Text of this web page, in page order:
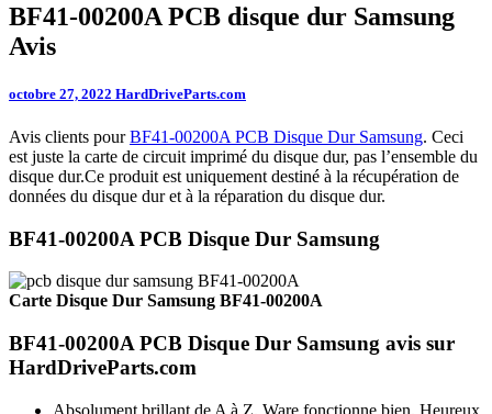
BF41-00200A PCB disque dur Samsung
Avis
octobre 27, 2022 HardDriveParts.com
Avis clients pourBF41-00200A PCB Disque Dur Samsung. Ceci
est juste la carte de circuit imprimé du disque dur, pas l’ensemble du
disque dur.Ce produit est uniquement destiné à la récupération de
données du disque dur et à la réparation du disque dur.
BF41-00200A PCB Disque Dur Samsung
Carte Disque Dur Samsung BF41-00200A
BF41-00200A PCB Disque Dur Samsung avis sur
HardDriveParts.com
Absolument brillant de A à Z. Ware fonctionne bien. Heureux